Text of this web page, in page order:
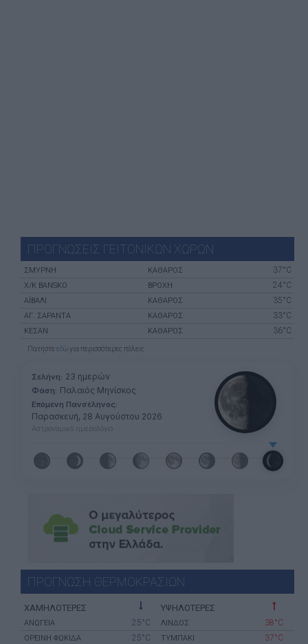
ΠΡΟΓΝΩΣΕΙΣ ΓΕΙΤΟΝΙΚΩΝ ΧΩΡΩΝ
ΣΜΎΡΝΗ ΚΑΘΑΡΟΣ 37°C
X/K BANSKO ΒΡΟΧΗ 24°C
ΑΪΒΑΛΊ ΚΑΘΑΡΟΣ 35°C
ΑΓ. ΣΑΡΆΝΤΑ ΚΑΘΑΡΟΣ 33°C
ΚΕΣΆΝ ΚΑΘΑΡΟΣ 36°C
Πατήστε εδώγια περισσότερες πόλεις
Σελήνη: 23 ημερών
Φάση: Παλαιός Μηνίσκος
Επόμενη Πανσέληνος:
Παρασκευή, 28 Αυγούστου 2026
Αστρονομικό ημερολόγιο
ΠΡΟΓΝΩΣΗ ΘΕΡΜΟΚΡΑΣΙΩΝ
ΧΑΜΗΛΟΤΕΡΕΣ
ΑΝΩΓΕΙΑ 25°C
ΟΡΕΙΝΗ ΦΩΚΙΔΑ 25°C
ΥΨΗΛΟΤΕΡΕΣ
ΛΙΝΔΟΣ 38°C
ΤΥΜΠΑΚΙ 37°C